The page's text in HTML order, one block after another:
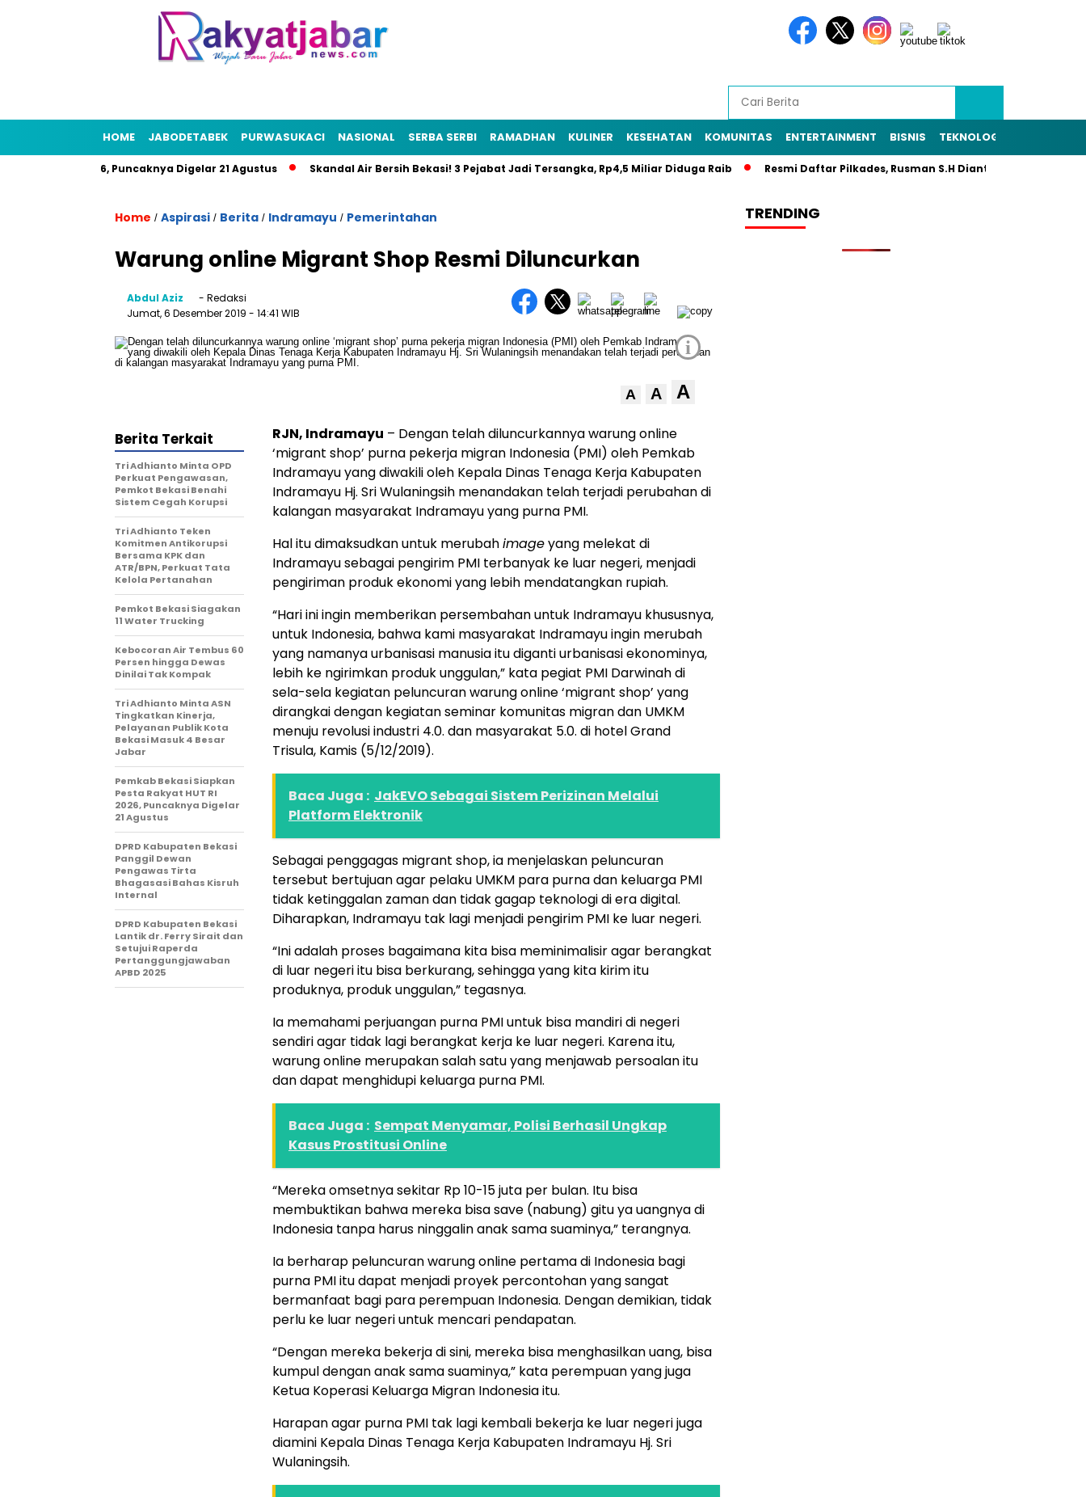
HOME JABODETABEK PURWASUKACI NASIONAL SERBA SERBI RAMADHAN KULINER KESEHATAN KOMUNITAS ENTERTAINMENT BISNIS TEKNOLOGI
HUT RI 2026, Puncaknya Digelar 21 Agustus Skandal Air Bersih Bekasi! 3 Pejabat Jadi Tersangka, Rp4,5 Miliar Diduga Raib Resmi Daftar Pilkades, Rusman S.H Diantar Sekitar 1.000
Home / Aspirasi / Berita / Indramayu / Pemerintahan
Warung online Migrant Shop Resmi Diluncurkan
Abdul Aziz
- Redaksi
Jumat, 6 Desember 2019 - 14:41 WIB
i
A A A
RJN, Indramayu – Dengan telah diluncurkannya warung online
‘migrant shop’ purna pekerja migran Indonesia (PMI) oleh Pemkab
Indramayu yang diwakili oleh Kepala Dinas Tenaga Kerja Kabupaten
Indramayu Hj. Sri Wulaningsih menandakan telah terjadi perubahan di
kalangan masyarakat Indramayu yang purna PMI.
Hal itu dimaksudkan untuk merubahimageyang melekat di
Indramayu sebagai pengirim PMI terbanyak ke luar negeri, menjadi
pengiriman produk ekonomi yang lebih mendatangkan rupiah.
“Hari ini ingin memberikan persembahan untuk Indramayu khususnya,
untuk Indonesia, bahwa kami masyarakat Indramayu ingin merubah
yang namanya urbanisasi manusia itu diganti urbanisasi ekonominya,
lebih ke ngirimkan produk unggulan,” kata pegiat PMI Darwinah di
sela-sela kegiatan peluncuran warung online ‘migrant shop’ yang
dirangkai dengan kegiatan seminar komunitas migran dan UMKM
menuju revolusi industri 4.0. dan masyarakat 5.0. di hotel Grand
Trisula, Kamis (5/12/2019).
Baca Juga : JakEVO Sebagai Sistem Perizinan Melalui
Platform Elektronik
Sebagai penggagas migrant shop, ia menjelaskan peluncuran
tersebut bertujuan agar pelaku UMKM para purna dan keluarga PMI
tidak ketinggalan zaman dan tidak gagap teknologi di era digital.
Diharapkan, Indramayu tak lagi menjadi pengirim PMI ke luar negeri.
“Ini adalah proses bagaimana kita bisa meminimalisir agar berangkat
di luar negeri itu bisa berkurang, sehingga yang kita kirim itu
produknya, produk unggulan,” tegasnya.
Ia memahami perjuangan purna PMI untuk bisa mandiri di negeri
sendiri agar tidak lagi berangkat kerja ke luar negeri. Karena itu,
warung online merupakan salah satu yang menjawab persoalan itu
dan dapat menghidupi keluarga purna PMI.
Baca Juga : Sempat Menyamar, Polisi Berhasil Ungkap
Kasus Prostitusi Online
“Mereka omsetnya sekitar Rp 10-15 juta per bulan. Itu bisa
membuktikan bahwa mereka bisa save (nabung) gitu ya uangnya di
Indonesia tanpa harus ninggalin anak sama suaminya,” terangnya.
Ia berharap peluncuran warung online pertama di Indonesia bagi
purna PMI itu dapat menjadi proyek percontohan yang sangat
bermanfaat bagi para perempuan Indonesia. Dengan demikian, tidak
perlu ke luar negeri untuk mencari pendapatan.
“Dengan mereka bekerja di sini, mereka bisa menghasilkan uang, bisa
kumpul dengan anak sama suaminya,” kata perempuan yang juga
Ketua Koperasi Keluarga Migran Indonesia itu.
Harapan agar purna PMI tak lagi kembali bekerja ke luar negeri juga
diamini Kepala Dinas Tenaga Kerja Kabupaten Indramayu Hj. Sri
Wulaningsih.
Berita Terkait
Tri Adhianto Minta OPD
Perkuat Pengawasan,
Pemkot Bekasi Benahi
Sistem Cegah Korupsi
Tri Adhianto Teken
Komitmen Antikorupsi
Bersama KPK dan
ATR/BPN, Perkuat Tata
Kelola Pertanahan
Pemkot Bekasi Siagakan
11 Water Trucking
Kebocoran Air Tembus 60
Persen hingga Dewas
Dinilai Tak Kompak
Tri Adhianto Minta ASN
Tingkatkan Kinerja,
Pelayanan Publik Kota
Bekasi Masuk 4 Besar
Jabar
Pemkab Bekasi Siapkan
Pesta Rakyat HUT RI
2026, Puncaknya Digelar
21 Agustus
DPRD Kabupaten Bekasi
Panggil Dewan
Pengawas Tirta
Bhagasasi Bahas Kisruh
Internal
DPRD Kabupaten Bekasi
Lantik dr. Ferry Sirait dan
Setujui Raperda
Pertanggungjawaban
APBD 2025
TRENDING